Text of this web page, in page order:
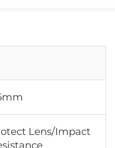
Lens/Impact